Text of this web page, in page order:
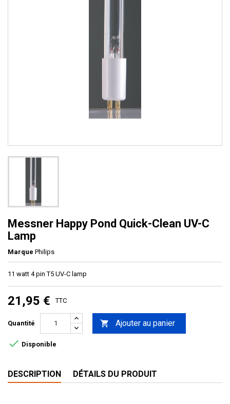
Messner Happy Pond Quick-Clean UV-C
Lamp
Marque Philips
11 watt 4 pin T5 UV-C lamp
21,95 € TTC
Quantité  Ajouter au panier
 Disponible
DESCRIPTION DÉTAILS DU PRODUIT